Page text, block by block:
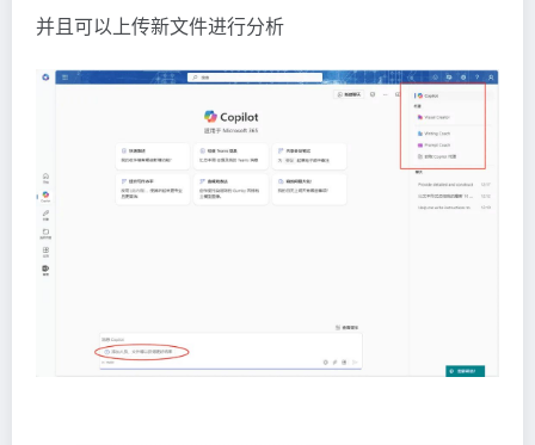
并且可以上传新文件进行分析